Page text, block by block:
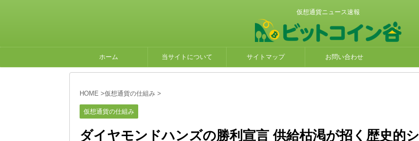
仮想通貨ニュース速報
ホーム 当サイトについて サイトマップ お問い合わせ
HOME >仮想通貨の仕組み >
仮想通貨の仕組み
ダイヤモンドハンズの勝利宣言 供給枯渇が招く歴史的シ